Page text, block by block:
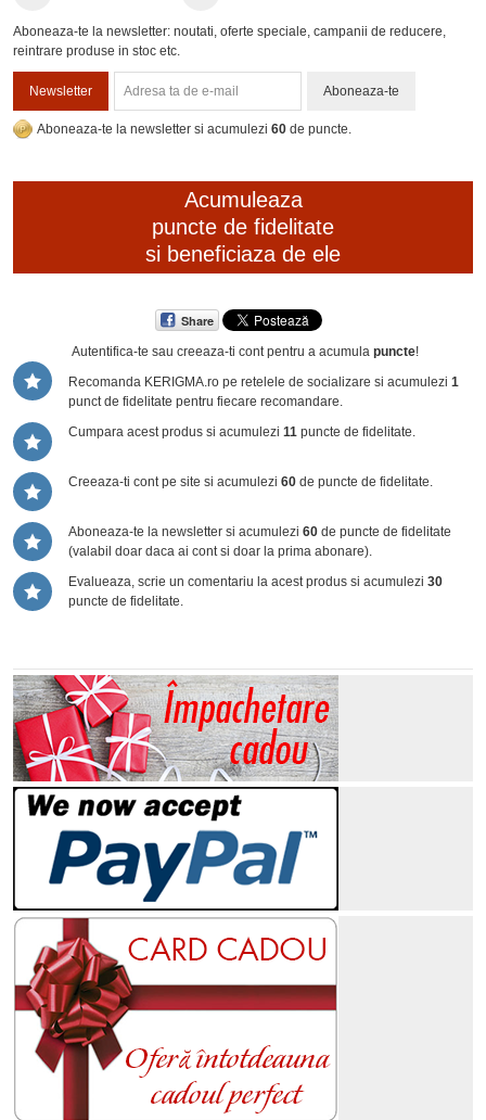
Aboneaza-te la newsletter: noutati, oferte speciale, campanii de reducere,
reintrare produse in stoc etc.
Newsletter Aboneaza-te
Aboneaza-te la newsletter si acumulezi 60 de puncte.
Acumuleaza
puncte de fidelitate
si beneficiaza de ele
Share
Autentifica-te sau creeaza-ti contpentru a acumula puncte!
Recomanda KERIGMA.ro pe retelele de socializare si acumulezi 1
punct de fidelitate pentru fiecare recomandare.
Cumpara acest produs si acumulezi 11 puncte de fidelitate.
Creeaza-ti cont pe site si acumulezi 60 de puncte de fidelitate.
Aboneaza-te la newsletter si acumulezi 60 de puncte de fidelitate
(valabil doar daca ai cont si doar la prima abonare).
Evalueaza, scrie un comentariu la acest produs si acumulezi 30
puncte de fidelitate.